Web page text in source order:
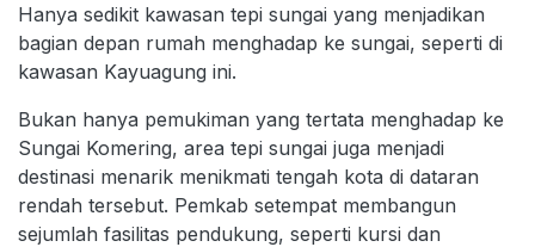
Hanya sedikit kawasan tepi sungai yang menjadikan
bagian depan rumah menghadap ke sungai, seperti di
kawasan Kayuagung ini.
Bukan hanya pemukiman yang tertata menghadap ke
Sungai Komering, area tepi sungai juga menjadi
destinasi menarik menikmati tengah kota di dataran
rendah tersebut. Pemkab setempat membangun
sejumlah fasilitas pendukung, seperti kursi dan